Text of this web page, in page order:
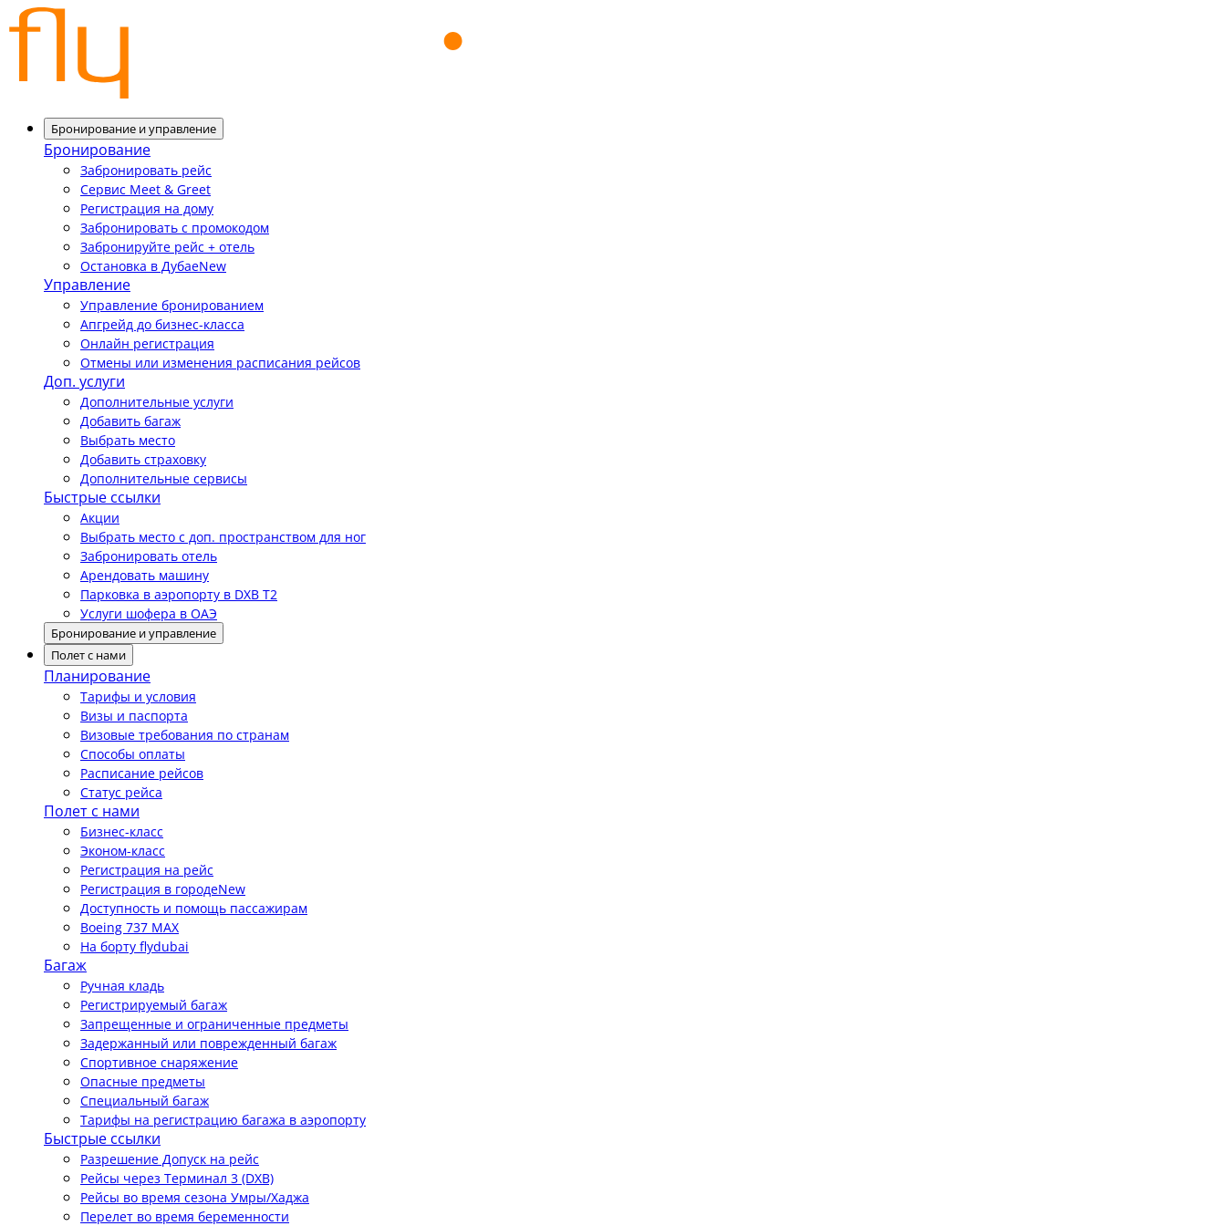
Бронирование и управление
Бронирование
Забронировать рейс
Сервис Meet & Greet
Регистрация на дому
Забронировать с промокодом
Забронируйте рейс + отель
Остановка в ДубаеNew
Управление
Управление бронированием
Апгрейд до бизнес-класса
Онлайн регистрация
Отмены или изменения расписания рейсов
Доп. услуги
Дополнительные услуги
Добавить багаж
Выбрать место
Добавить страховку
Дополнительные сервисы
Быстрые ссылки
Акции
Выбрать место с доп. пространством для ног
Забронировать отель
Арендовать машину
Парковка в аэропорту в DXB T2
Услуги шофера в ОАЭ
Бронирование и управление
Полет с нами
Планирование
Тарифы и условия
Визы и паспорта
Визовые требования по странам
Способы оплаты
Расписание рейсов
Статус рейса
Полет с нами
Бизнес-класс
Эконом-класс
Регистрация на рейс
Регистрация в городеNew
Доступность и помощь пассажирам
Boeing 737 MAX
На борту flydubai
Багаж
Ручная кладь
Регистрируемый багаж
Запрещенные и ограниченные предметы
Задержанный или поврежденный багаж
Спортивное снаряжение
Опасные предметы
Специальный багаж
Тарифы на регистрацию багажа в аэропорту
Быстрые ссылки
Разрешение Допуск на рейс
Рейсы через Терминал 3 (DXB)
Рейсы во время сезона Умры/Хаджа
Перелет во время беременности